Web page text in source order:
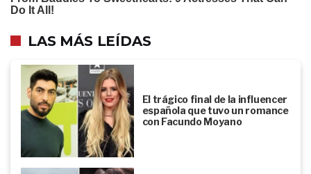
LAS MÁS LEÍDAS
El trágico final de la influencer
española que tuvo un romance
con Facundo Moyano